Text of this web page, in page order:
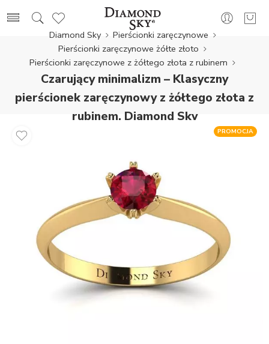
Diamond Sky
Pierścionki zaręczynowe
Pierścionki zaręczynowe żółte złoto
Pierścionki zaręczynowe z żółtego złota z rubinem
Czarujący minimalizm – Klasyczny
pierścionek zaręczynowy z żółtego złota z
rubinem, Diamond Sky
PROMOCJA